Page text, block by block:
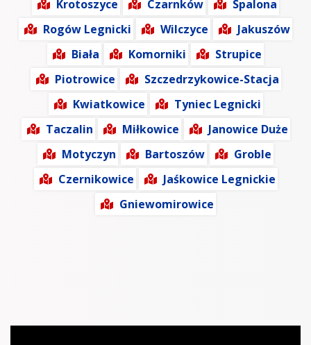
Krotoszyce
Czarnków
Spalona
Rogów Legnicki
Wilczyce
Jakuszów
Biała
Komorniki
Strupice
Piotrowice
Szczedrzykowice-Stacja
Kwiatkowice
Tyniec Legnicki
Taczalin
Miłkowice
Janowice Duże
Motyczyn
Bartoszów
Groble
Czernikowice
Jaśkowice Legnickie
Gniewomirowice